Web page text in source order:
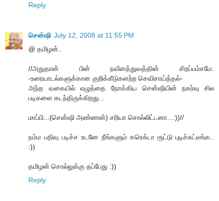
Reply
சென்ஷி July 12, 2008 at 11:55 PM
@ தமிழன்..
//அதுதான் பின் நவீனத்துவத்தின் சிறப்பம்சமே.
-உரையாடல்களுக்கான குறிக்கீடுகளற்ற செவிசாய்த்தல்-
அந்த வகையில் எழுத்தை நோக்கிய சென்ஷியின் நகர்வு சில
படிகளை கடந்திருக்கிறது...
மாப்பி...(சென்ஷி அண்ணன்) சரியா சொல்லிட்டனா...:))//
நம்ம பதிவு படிச்ச உடனே நீங்களும் கரெக்டா ரூட்டு புடிச்சுட்டீங்க..
:))
தமிழன் சொல்லுக்கு தப்பேது :))
Reply